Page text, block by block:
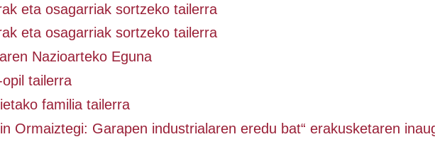
eta osagarriak sortzeko tailerra
eta osagarriak sortzeko tailerra
Nazioarteko Eguna
tailerra
familia tailerra
Ormaiztegi: Garapen industrialaren eredu bat“ erakusketaren